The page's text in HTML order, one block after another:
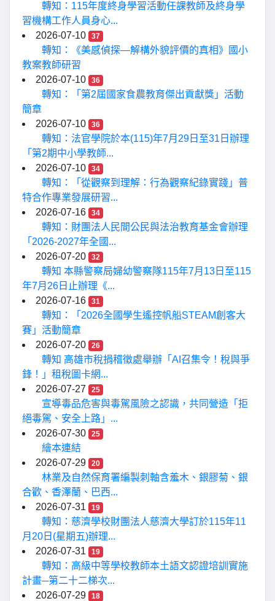
轉知：115年度終身學習活動任課教師及終身學
習機構工作人員身心...
2026-07-10
37
轉知：《美感偵探—解構外貌評價的真相》國小
教案教師研習
2026-07-10
36
轉知：「第2屆國家食農教育傑出貢獻獎」活動
簡章
2026-07-10
36
轉知：法官學院於本(115)年7月29日至31日辦理
「第2期中小學教師...
2026-07-10
34
轉知：「從觀察到理解：行為觀察紀錄實踐」普
特合作專業發展研習...
2026-07-16
34
轉知：財團法人民間公民與法治教育基金會辦理
「2026-2027年全國...
2026-07-20
32
轉知 本縣警察局婦幼警察隊115年7月13日至115
年7月26日止辦理《...
2026-07-16
31
轉知：「2026全國學生遙控帆船STEAM創客大
賽」活動簡章
2026-07-20
26
轉知 高雄市稅捐稽徵處舉辦「AI召集令！稅與爭
鋒！」租稅圖卡網...
2026-07-27
25
宣導毒品危害與毒駕風險之認識，共同營造「拒
絕毒駕、安全上路」...
2026-07-30
25
繪本連結
2026-07-29
20
林業及自然保育署編製刺軸含羞木、銀膠菊、銀
合歡、香澤蘭、巴西...
2026-07-31
19
轉知：慈濟學校財團法人慈濟大學訂於115年11
月20日(星期五)辦理...
2026-07-31
19
轉知：高級中等學校教師本土語文認證培訓實施
計畫─第二十二梯次...
2026-07-29
18